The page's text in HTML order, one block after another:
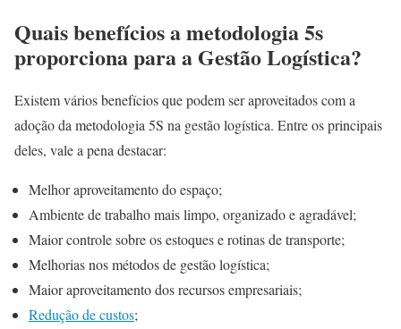
Quais benefícios a metodologia 5s
proporciona para a Gestão Logística?
Existem vários benefícios que podem ser aproveitados com a
adoção da metodologia 5S na gestão logística. Entre os principais
deles, vale a pena destacar:
Melhor aproveitamento do espaço;
Ambiente de trabalho mais limpo, organizado e agradável;
Maior controle sobre os estoques e rotinas de transporte;
Melhorias nos métodos de gestão logística;
Maior aproveitamento dos recursos empresariais;
Redução de custos;